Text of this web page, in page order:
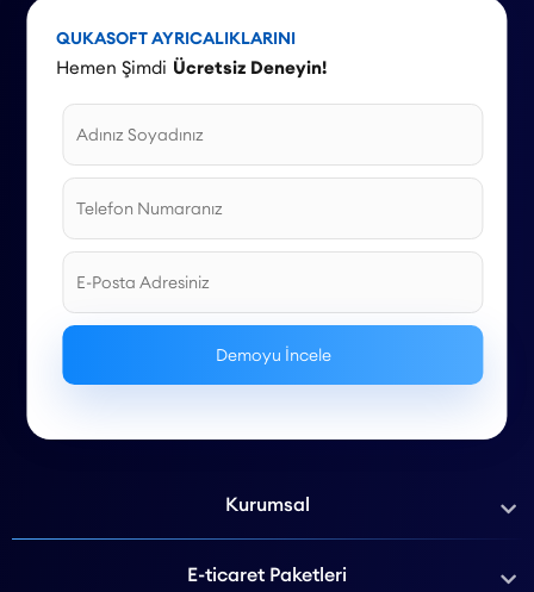
QUKASOFT AYRICALIKLARINI
Hemen Şimdi Ücretsiz Deneyin!
Kurumsal
E-ticaret Paketleri